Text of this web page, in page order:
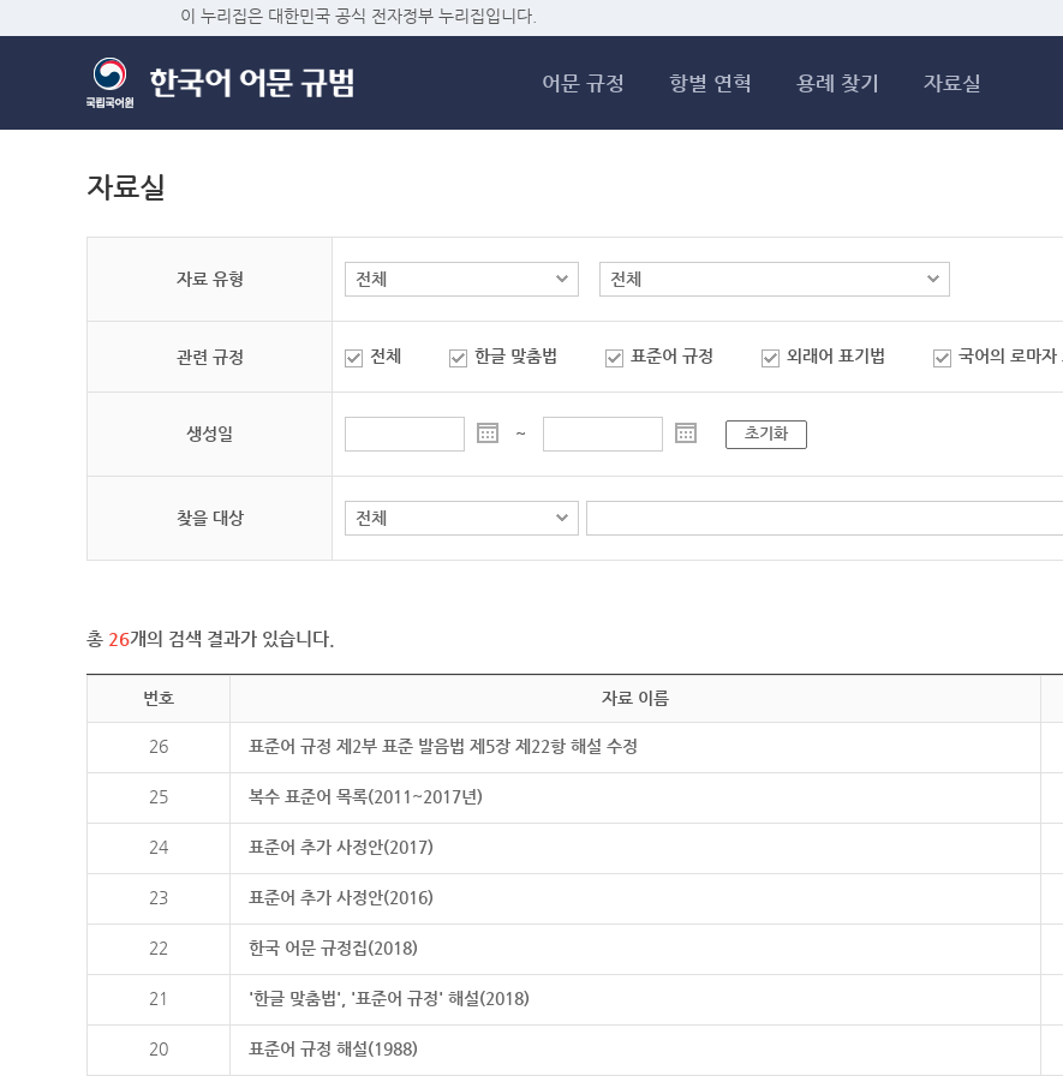
이 누리집은 대한민국 공식 전자정부 누리집입니다.
어문 규정 항별 연혁 용례 찾기 자료실
자료실
자료 유형
관련 규정 전체 한글 맞춤법 표준어 규정 외래어 표기법 국어의 로마자
생성일 ~ 초기화
찾을 대상
총 26개의 검색 결과가 있습니다.
번호 자료 이름
26 표준어 규정 제2부 표준 발음법 제5장 제22항 해설 수정
25 복수 표준어 목록(2011~2017년)
24 표준어 추가 사정안(2017)
23 표준어 추가 사정안(2016)
22 한국 어문 규정집(2018)
21 '한글 맞춤법', '표준어 규정' 해설(2018)
20 표준어 규정 해설(1988)